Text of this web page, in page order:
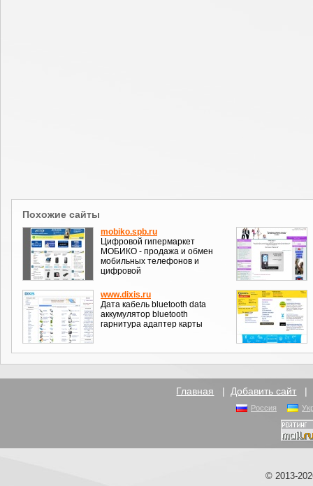
Похожие сайты
mobiko.spb.ru
Цифровой гипермаркет
МОБИКО - продажа и обмен
мобильных телефонов и
цифровой
www.dixis.ru
Дата кабель bluetooth data
аккумулятор bluetooth
гарнитура адаптер карты
Главная | Добавить сайт |
Россия
© 2013-